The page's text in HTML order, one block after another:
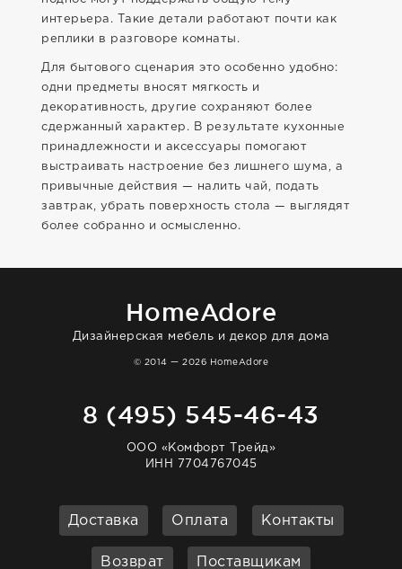
интерьера. Такие детали работают почти как
реплики в разговоре комнаты.
Для бытового сценария это особенно удобно:
одни предметы вносят мягкость и
декоративность, другие сохраняют более
сдержанный характер. В результате кухонные
принадлежности и аксессуары помогают
выстраивать настроение без лишнего шума, а
привычные действия — налить чай, подать
завтрак, убрать поверхность стола — выглядят
более собранно и осмысленно.
HomeAdore
Дизайнерская мебель и декор для дома
© 2014 — 2026 HomeAdore
8 (495) 545-46-43
ООО «Комфорт Трейд»
ИНН 7704767045
Доставка Оплата Контакты
Возврат Поставщикам